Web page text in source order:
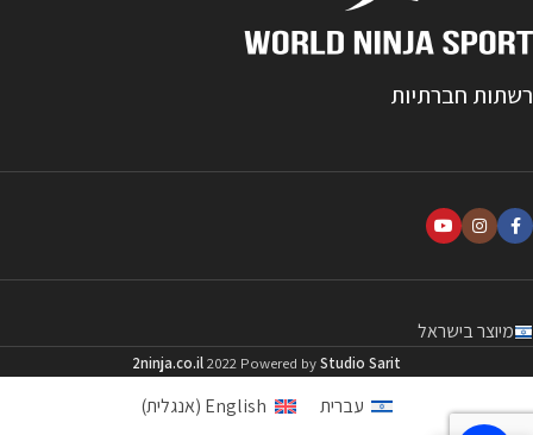
רשתות חברתיות
מיוצר בישראל
2ninja.co.il2022 Powered byStudio Sarit
עברית English
(אנגלית)